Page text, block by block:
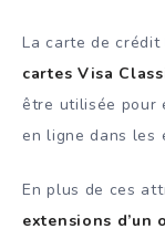
La carte de crédit
cartes Visa
être utilisée pour
en ligne dans les
En plus de ces
extensions d’un